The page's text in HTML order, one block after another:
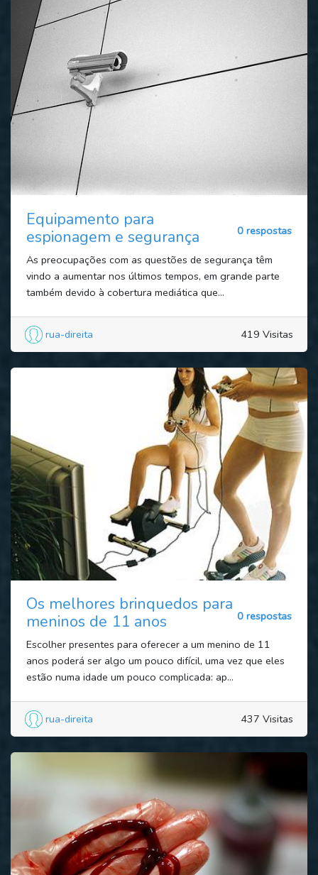
Equipamento para
espionagem e segurança
0 respostas
As preocupações com as questões de segurança têm
vindo a aumentar nos últimos tempos, em grande parte
também devido à cobertura mediática que...
rua-direita 419 Visitas
Os melhores brinquedos para
meninos de 11 anos
0 respostas
Escolher presentes para oferecer a um menino de 11
anos poderá ser algo um pouco difícil, uma vez que eles
estão numa idade um pouco complicada: ap...
rua-direita 437 Visitas